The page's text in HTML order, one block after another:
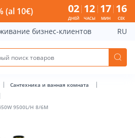
9500 450W 9500L/H 8/6M -
(al 10€) 02
ДНЕЙ
12
ЧАСЫ
17
МИН
16
СЕК
бизнес-клиентов RU
Сантехника и ванная комната
9500L/H 8/6M